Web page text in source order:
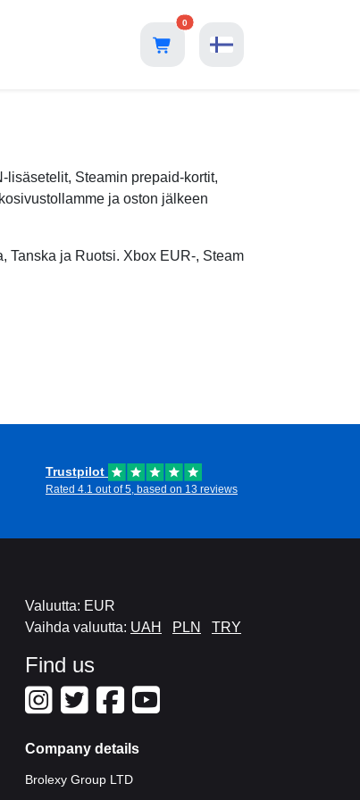
0
lisäsetelit, Steamin prepaid-kortit,
ja oston jälkeen
Tanska ja Ruotsi. Xbox EUR-, Steam
Trustpilot
Rated 4.1 out of 5, based on 13 reviews
Valuutta: EUR
Vaihda valuutta: UAH PLN TRY
Find us
Company details
Brolexy Group LTD